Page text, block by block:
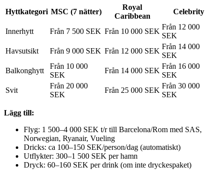
Hyttkategori MSC (7 nätter)
Royal
Caribbean
Celebrity
Innerhytt Från 7 500 SEK Från 10 000 SEK
Från 12 000
SEK
Havsutsikt
Från 9 000 SEK Från 12 000 SEK
Från 14 000
SEK
Balkonghytt
Från 10 000
SEK
Från 14 000 SEK
Från 16 000
SEK
Svit
Från 20 000
SEK
Från 25 000 SEK
Från 30 000
SEK
Lägg till:
Flyg: 1 500–4 000 SEK t/r till Barcelona/Rom med SAS,
Norwegian, Ryanair, Vueling
Dricks: ca 100–150 SEK/person/dag (automatiskt)
Utflykter: 300–1 500 SEK per hamn
Dryck: 60–160 SEK per drink (om inte dryckespaket)